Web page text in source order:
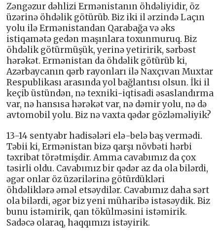
Zəngəzur dəhlizi Ermənistanın öhdəliyidir, öz
üzərinə öhdəlik götürüb. Biz iki il ərzində Laçın
yolu ilə Ermənistandan Qarabağa və əks
istiqamətə gedən maşınlara toxunmuruq. Biz
öhdəlik götürmüşük, yerinə yetiririk, sərbəst
hərəkət. Ermənistan da öhdəlik götürüb ki,
Azərbaycanın qərb rayonları ilə Naxçıvan Muxtar
Respublikası arasında yol bağlantısı olsun. İki il
keçib üstündən, nə texniki-iqtisadi əsaslandırma
var, nə hansısa hərəkət var, nə dəmir yolu, nə də
avtomobil yolu. Biz nə vaxta qədər gözləməliyik?
13-14 sentyabr hadisələri elə-belə baş vermədi.
Təbii ki, Ermənistan bizə qarşı növbəti hərbi
təxribat törətmişdir. Amma cavabımız da çox
təsirli oldu. Cavabımız bir qədər az da ola bilərdi,
əgər onlar öz üzərilərinə götürdükləri
öhdəliklərə əməl etsəydilər. Cavabımız daha sərt
ola bilərdi, əgər biz yeni müharibə istəsəydik. Biz
bunu istəmirik, qan tökülməsini istəmirik.
Sadəcə olaraq, haqqımızı istəyirik.